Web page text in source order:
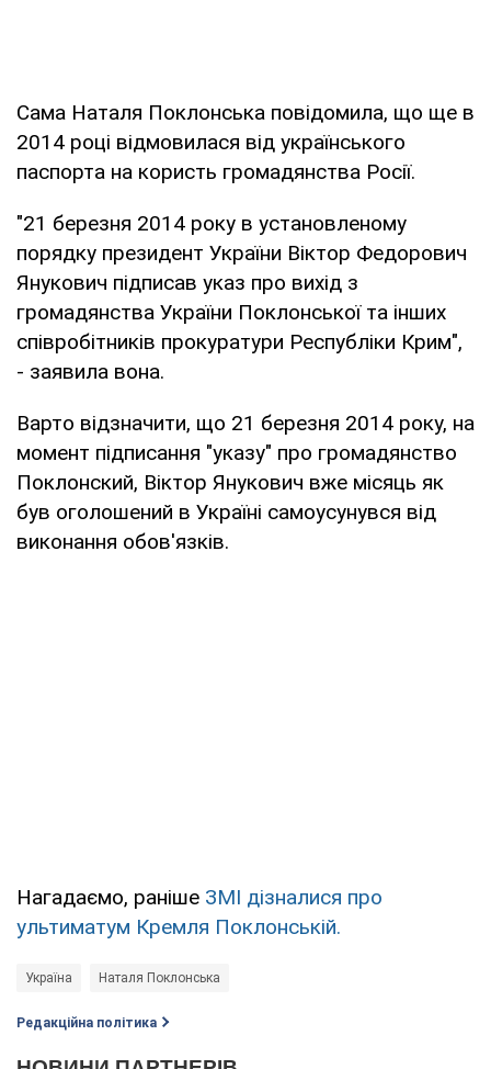
Сама Наталя Поклонська повідомила, що ще в
2014 році відмовилася від українського
паспорта на користь громадянства Росії.
"21 березня 2014 року в установленому
порядку президент України Віктор Федорович
Янукович підписав указ про вихід з
громадянства України Поклонської та інших
співробітників прокуратури Республіки Крим",
- заявила вона.
Варто відзначити, що 21 березня 2014 року, на
момент підписання "указу" про громадянство
Поклонский, Віктор Янукович вже місяць як
був оголошений в Україні самоусунувся від
виконання обов'язків.
Нагадаємо, раніше ЗМІ дізналися про
ультиматум Кремля Поклонській.
Україна Наталя Поклонська
Редакційна політика